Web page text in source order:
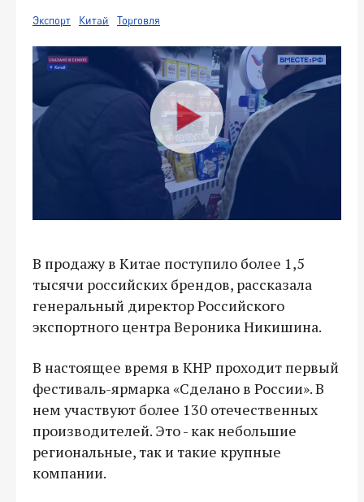
Экспорт Китай Торговля
В продажу в Китае поступило более 1,5
тысячи российских брендов, рассказала
генеральный директор Российского
экспортного центра Вероника Никишина.
В настоящее время в КНР проходит первый
фестиваль-ярмарка «Сделано в России». В
нем участвуют более 130 отечественных
производителей. Это - как небольшие
региональные, так и такие крупные
компании.